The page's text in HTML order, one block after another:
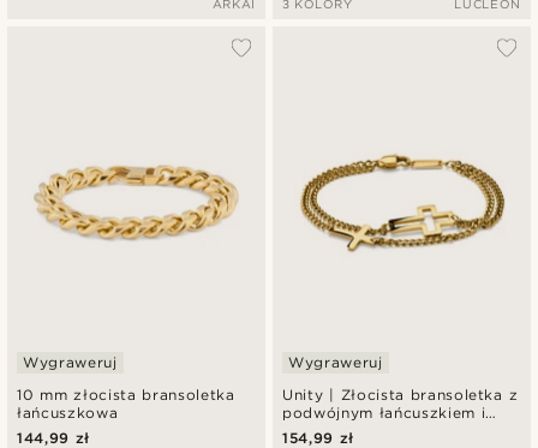
ARKAI 3 KOLORY LUCLEON
10 mm złocista bransoletka
łańcuszkowa
Wygraweruj
144,99 zł
Unity | Złocista bransoletka z
podwójnym łańcuszkiem i
krzyżykiem
Wygraweruj
154,99 zł